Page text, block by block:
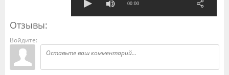
00:00
Отзывы:
Войдите: